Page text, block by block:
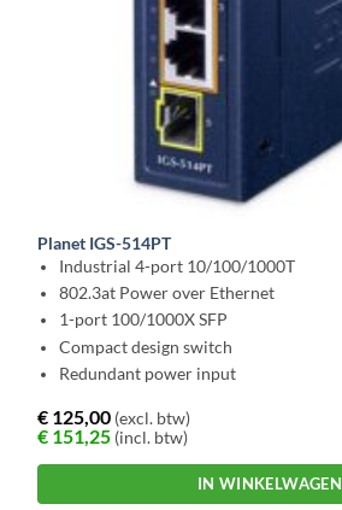
Planet IGS-514PT
Industrial 4-port 10/100/1000T
802.3at Power over Ethernet
1-port 100/1000X SFP
Compact design switch
Redundant power input
€ 125,00 (excl. btw)
€ 151,25 (incl. btw)
IN WINKELWAGEN